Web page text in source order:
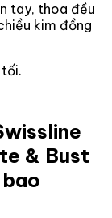
tay, thoa đều
kim đồng
& Bust